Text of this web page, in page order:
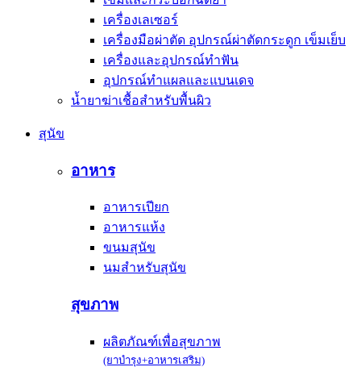
เครื่องเลเซอร์
เครื่องมือผ่าตัด อุปกรณ์ผ่าตัดกระดูก เข็มเย็บ
เครื่องและอุปกรณ์ทำฟัน
อุปกรณ์ทำแผลและแบนเดจ
น้ำยาฆ่าเชื้อสำหรับพื้นผิว
สุนัข
อาหาร
อาหารเปียก
อาหารแห้ง
ขนมสุนัข
นมสำหรับสุนัข
สุขภาพ
ผลิตภัณฑ์เพื่อสุขภาพ
(ยาบำรุง+อาหารเสริม)